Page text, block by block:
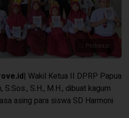
Perbesar
| Wakil Ketua II DPRP Papua
S.Sos., S.H., M.H., dibuat kagum
asing para siswa SD Harmoni